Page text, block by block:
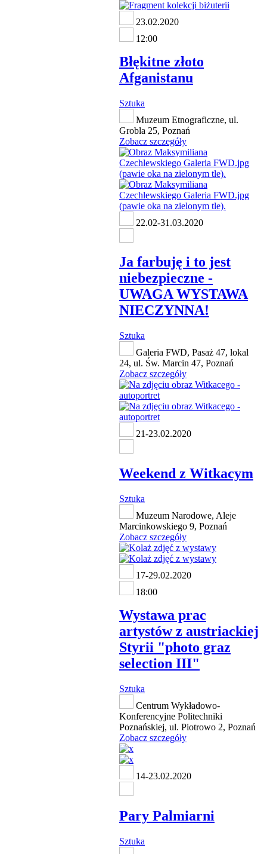
23.02.2020
12:00
Błękitne złoto
Afganistanu
Sztuka
Muzeum Etnograficzne, ul.
Grobla 25, Poznań
Zobacz szczegóły
22.02-31.03.2020
Ja farbuję i to jest
niebezpieczne -
UWAGA WYSTAWA
NIECZYNNA!
Sztuka
Galeria FWD, Pasaż 47, lokal
24, ul. Św. Marcin 47, Poznań
Zobacz szczegóły
21-23.02.2020
Weekend z Witkacym
Sztuka
Muzeum Narodowe, Aleje
Marcinkowskiego 9, Poznań
Zobacz szczegóły
17-29.02.2020
18:00
Wystawa prac
artystów z austriackiej
Styrii "photo graz
selection III"
Sztuka
Centrum Wykładowo-
Konferencyjne Politechniki
Poznańskiej, ul. Piotrowo 2, Poznań
Zobacz szczegóły
14-23.02.2020
Pary Palmiarni
Sztuka